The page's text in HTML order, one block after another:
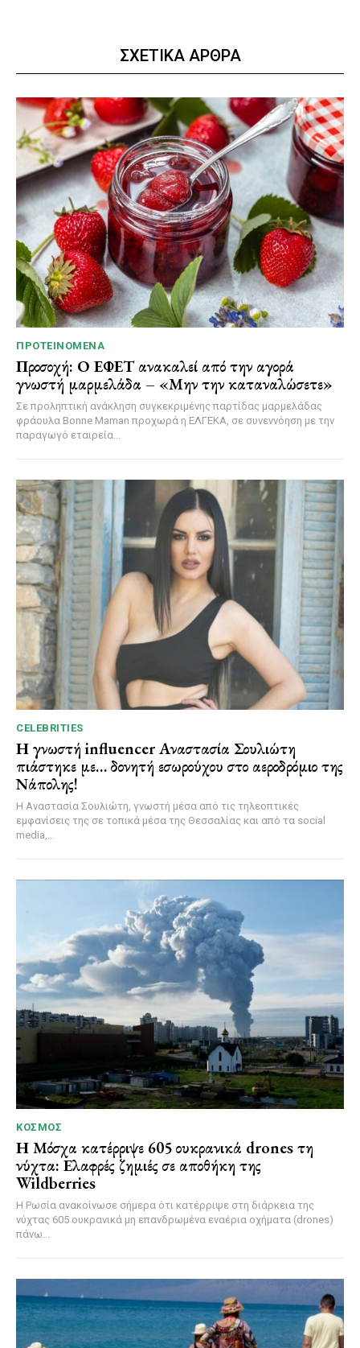
ΣΧΕΤΙΚΑ ΑΡΘΡΑ
ΠΡΟΤΕΙΝΌΜΕΝΑ
Προσοχή: Ο ΕΦΕΤ ανακαλεί από την αγορά
γνωστή μαρμελάδα – «Μην την καταναλώσετε»
Σε προληπτική ανάκληση συγκεκριμένης παρτίδας μαρμελάδας
φράουλα Bonne Maman προχωρά η ΕΛΓΕΚΑ, σε συνεννόηση με την
παραγωγό εταιρεία...
CELEBRITIES
Η γνωστή influencer Αναστασία Σουλιώτη
πιάστηκε με… δονητή εσωρούχου στο αεροδρόμιο της
Νάπολης!
Η Αναστασία Σουλιώτη, γνωστή μέσα από τις τηλεοπτικές
εμφανίσεις της σε τοπικά μέσα της Θεσσαλίας και από τα social
media,...
ΚΌΣΜΟΣ
Η Μόσχα κατέρριψε 605 ουκρανικά drones τη
νύχτα: Ελαφρές ζημιές σε αποθήκη της
Wildberries
Η Ρωσία ανακοίνωσε σήμερα ότι κατέρριψε στη διάρκεια της
νύχτας 605 ουκρανικά μη επανδρωμένα εναέρια οχήματα (drones)
πάνω...